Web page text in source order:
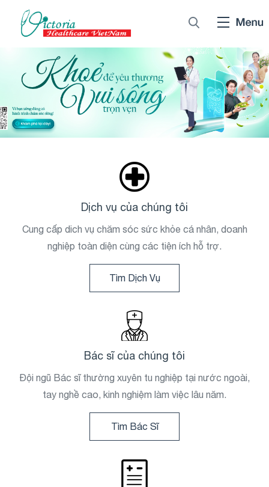
Dịch vụ của chúng tôi
Cung cấp dich vụ chăm sóc sức khỏe cá nhân, doanh
nghiệp toàn diện cùng các tiện ích hỗ trợ.
Tìm Dịch Vụ
Bác sĩ của chúng tôi
Đội ngũ Bác sĩ thường xuyên tu nghiệp tại nước ngoài,
tay nghề cao, kinh nghiệm làm việc lâu năm.
Tìm Bác Sĩ